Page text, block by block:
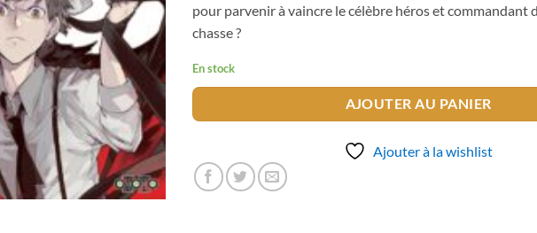
pour parvenir à vaincre le célèbre héros et commandant
chasse ?
En stock
AJOUTER AU PANIER
Ajouter à la wishlist